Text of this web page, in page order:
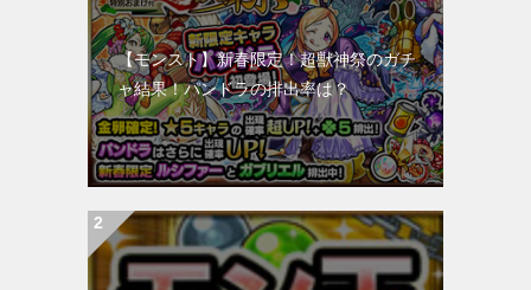
【モンスト】新春限定！超獣神祭のガチ
ャ結果！パンドラの排出率は？